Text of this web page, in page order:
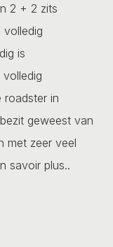
2 + 2 zits
is
roadster in
geweest van
met zeer veel
savoir plus..